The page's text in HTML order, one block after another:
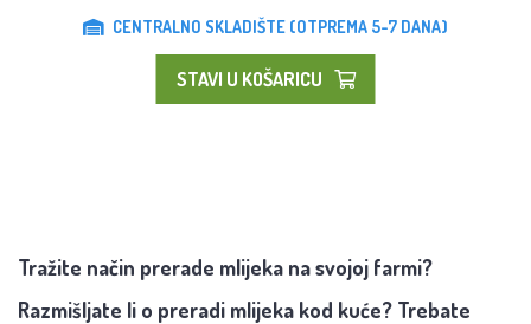
CENTRALNO SKLADIŠTE (OTPREMA 5-7 DANA)
STAVI U KOŠARICU
Tražite način prerade mlijeka na svojoj farmi?
Razmišljate li o preradi mlijeka kod kuće? Trebate